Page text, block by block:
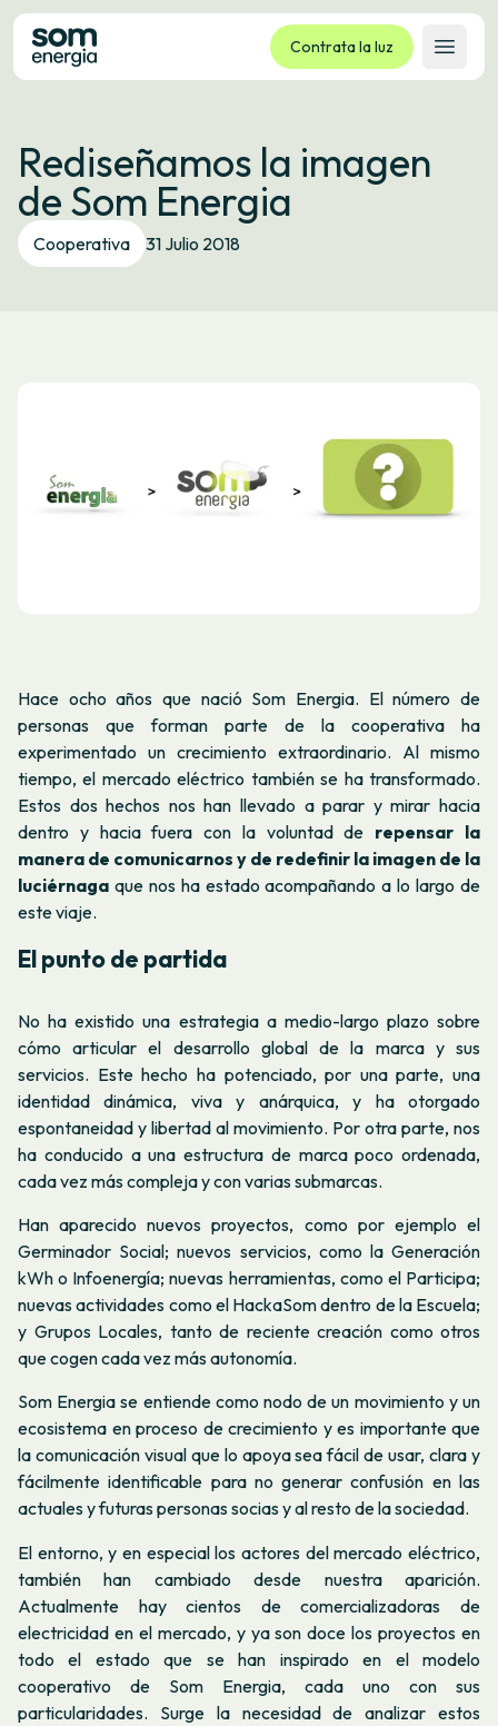
Contrata la luz
Abrir
Tarifas
Servicios
Empresas
La cooperativa
Rediseñamos la imagen
de Som Energia
Cooperativa 31 Julio 2018
Hace ocho años que nació Som Energia. El número de
personas que forman parte de la cooperativa ha
experimentado un crecimiento extraordinario. Al mismo
tiempo, el mercado eléctrico también se ha transformado.
Estos dos hechos nos han llevado a parar y mirar hacia
dentro y hacia fuera con la voluntad de repensar la
manera de comunicarnos y de redefinir la imagen de la
luciérnaga que nos ha estado acompañando a lo largo de
este viaje.
El punto de partida
No ha existido una estrategia a medio-largo plazo sobre
cómo articular el desarrollo global de la marca y sus
servicios. Este hecho ha potenciado, por una parte, una
identidad dinámica, viva y anárquica, y ha otorgado
espontaneidad y libertad al movimiento. Por otra parte, nos
ha conducido a una estructura de marca poco ordenada,
cada vez más compleja y con varias submarcas.
Han aparecido nuevos proyectos, como por ejemplo el
Germinador Social; nuevos servicios, como la Generación
kWh o Infoenergía; nuevas herramientas, como el Participa;
nuevas actividades como el HackaSom dentro de la Escuela;
y Grupos Locales, tanto de reciente creación como otros
que cogen cada vez más autonomía.
Som Energia se entiende como nodo de un movimiento y un
ecosistema en proceso de crecimiento y es importante que
la comunicación visual que lo apoya sea fácil de usar, clara y
fácilmente identificable para no generar confusión en las
actuales y futuras personas socias y al resto de la sociedad.
El entorno, y en especial los actores del mercado eléctrico,
también han cambiado desde nuestra aparición.
Actualmente hay cientos de comercializadoras de
electricidad en el mercado, y ya son doce los proyectos en
todo el estado que se han inspirado en el modelo
cooperativo de Som Energia, cada uno con sus
particularidades. Surge la necesidad de analizar estos